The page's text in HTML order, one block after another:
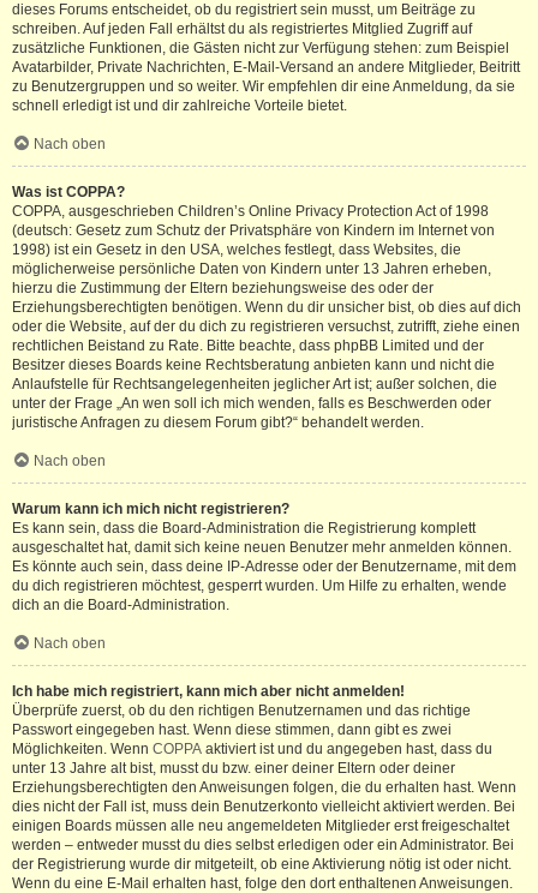
dieses Forums entscheidet, ob du registriert sein musst, um Beiträge zu
schreiben. Auf jeden Fall erhältst du als registriertes Mitglied Zugriff auf
zusätzliche Funktionen, die Gästen nicht zur Verfügung stehen: zum Beispiel
Avatarbilder, Private Nachrichten, E-Mail-Versand an andere Mitglieder, Beitritt
zu Benutzergruppen und so weiter. Wir empfehlen dir eine Anmeldung, da sie
schnell erledigt ist und dir zahlreiche Vorteile bietet.
Nach oben
Was ist COPPA?
COPPA, ausgeschrieben Children’s Online Privacy Protection Act of 1998
(deutsch: Gesetz zum Schutz der Privatsphäre von Kindern im Internet von
1998) ist ein Gesetz in den USA, welches festlegt, dass Websites, die
möglicherweise persönliche Daten von Kindern unter 13 Jahren erheben,
hierzu die Zustimmung der Eltern beziehungsweise des oder der
Erziehungsberechtigten benötigen. Wenn du dir unsicher bist, ob dies auf dich
oder die Website, auf der du dich zu registrieren versuchst, zutrifft, ziehe einen
rechtlichen Beistand zu Rate. Bitte beachte, dass phpBB Limited und der
Besitzer dieses Boards keine Rechtsberatung anbieten kann und nicht die
Anlaufstelle für Rechtsangelegenheiten jeglicher Art ist; außer solchen, die
unter der Frage „An wen soll ich mich wenden, falls es Beschwerden oder
juristische Anfragen zu diesem Forum gibt?“ behandelt werden.
Nach oben
Warum kann ich mich nicht registrieren?
Es kann sein, dass die Board-Administration die Registrierung komplett
ausgeschaltet hat, damit sich keine neuen Benutzer mehr anmelden können.
Es könnte auch sein, dass deine IP-Adresse oder der Benutzername, mit dem
du dich registrieren möchtest, gesperrt wurden. Um Hilfe zu erhalten, wende
dich an die Board-Administration.
Nach oben
Ich habe mich registriert, kann mich aber nicht anmelden!
Überprüfe zuerst, ob du den richtigen Benutzernamen und das richtige
Passwort eingegeben hast. Wenn diese stimmen, dann gibt es zwei
Möglichkeiten. Wenn COPPA aktiviert ist und du angegeben hast, dass du
unter 13 Jahre alt bist, musst du bzw. einer deiner Eltern oder deiner
Erziehungsberechtigten den Anweisungen folgen, die du erhalten hast. Wenn
dies nicht der Fall ist, muss dein Benutzerkonto vielleicht aktiviert werden. Bei
einigen Boards müssen alle neu angemeldeten Mitglieder erst freigeschaltet
werden – entweder musst du dies selbst erledigen oder ein Administrator. Bei
der Registrierung wurde dir mitgeteilt, ob eine Aktivierung nötig ist oder nicht.
Wenn du eine E-Mail erhalten hast, folge den dort enthaltenen Anweisungen.